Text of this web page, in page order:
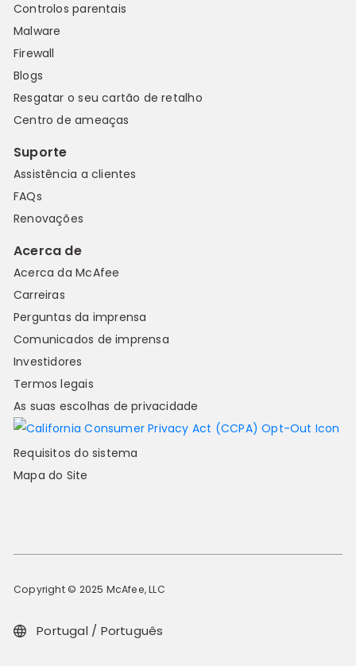
Controlos parentais
Malware
Firewall
Blogs
Resgatar o seu cartão de retalho
Centro de ameaças
Suporte
Assistência a clientes
FAQs
Renovações
Acerca de
Acerca da McAfee
Carreiras
Perguntas da imprensa
Comunicados de imprensa
Investidores
Termos legais
As suas escolhas de privacidade
Requisitos do sistema
Mapa do Site
Copyright © 2025 McAfee, LLC
Portugal / Português